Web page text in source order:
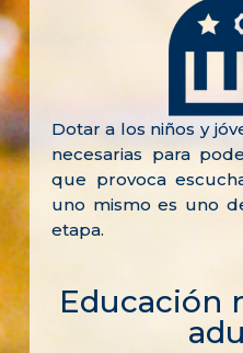
Dotar a los niños y
necesarias para
que provoca
uno mismo es uno
etapa.
Educación